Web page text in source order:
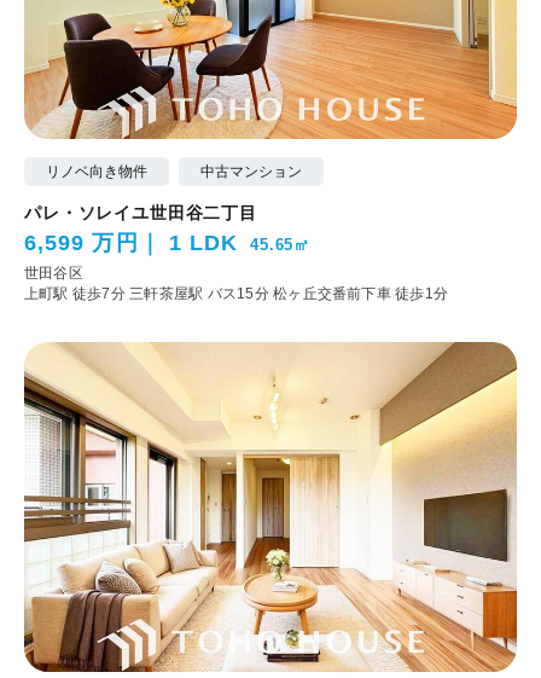
リノベ向き物件 中古マンション
パレ・ソレイユ世田谷二丁目
6,599 万円 1 LDK 45.65㎡
世田谷区
上町駅 徒歩7分三軒茶屋駅 バス15分 松ヶ丘交番前下車 徒歩1分